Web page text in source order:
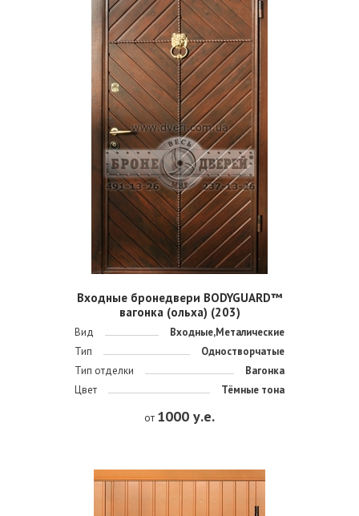
Входные бронедвери BODYGUARD™
вагонка (ольха) (203)
Вид
Входные,Металические
Тип
Одностворчатые
Тип отделки
Вагонка
Цвет
Тёмные тона
от 1000 у.е.